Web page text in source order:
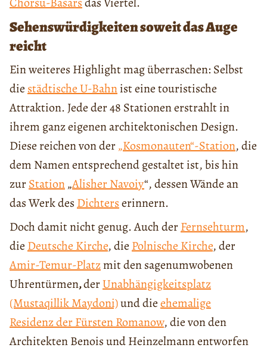
Sehenswürdigkeiten soweit das Auge
reicht
Ein weiteres Highlight mag überraschen: Selbst
die städtische U-Bahnist eine touristische
Attraktion. Jede der 48 Stationen erstrahlt in
ihrem ganz eigenen architektonischen Design.
Diese reichen von der„Kosmonauten“-Station, die
dem Namen entsprechend gestaltet ist, bis hin
zurStation„Alisher Navoiy“, dessen Wände an
das Werk des Dichterserinnern.
Doch damit nicht genug. Auch derFernsehturm,
die Deutsche Kirche, die Polnische Kirche, der
Amir-Temur-Platzmit den sagenumwobenen
Uhrentürmen,derUnabhängigkeitsplatz
(Mustaqillik Maydoni)und dieehemalige
Residenz der Fürsten Romanow, die von den
Architekten Benois und Heinzelmann entworfen